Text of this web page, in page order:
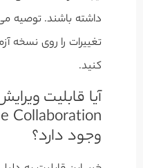
داشته باشند. توصیه
تغییرات را روی نسخه
کنید.
وجود دارد؟